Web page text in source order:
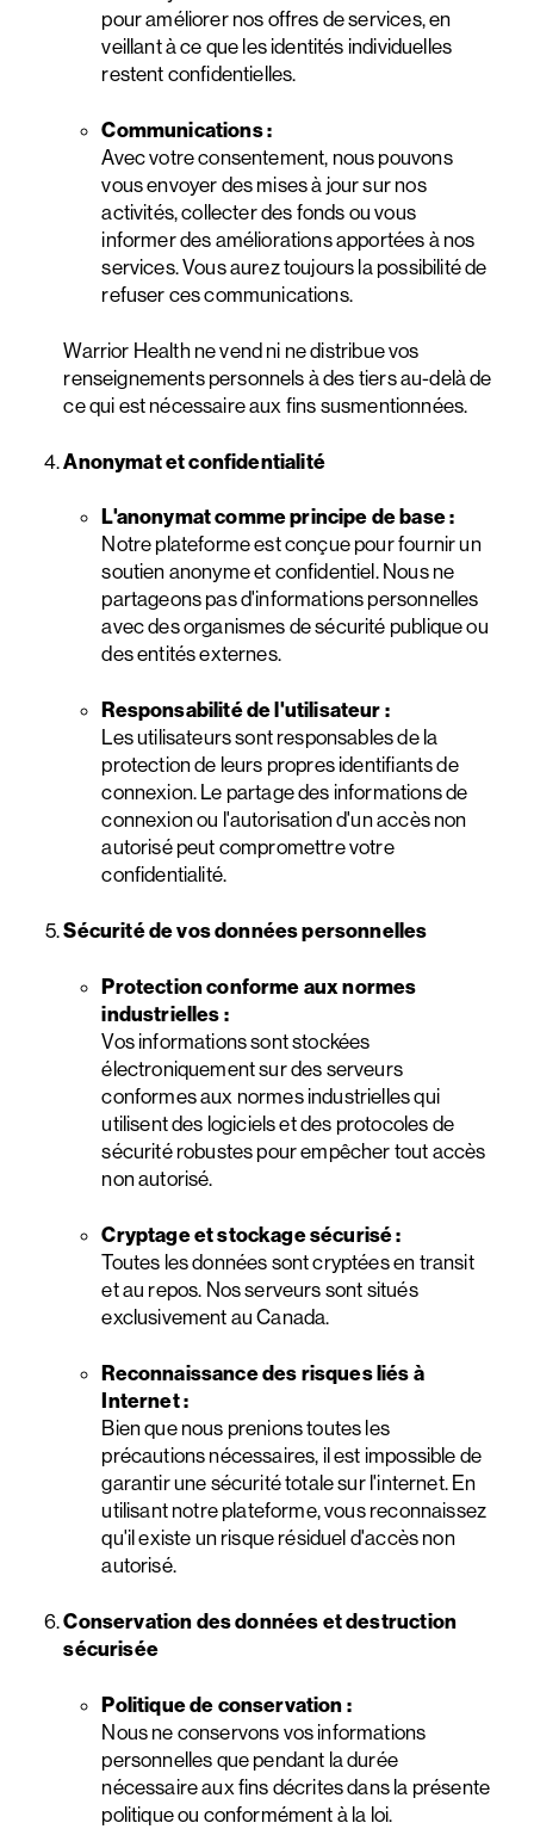
pour améliorer nos offres de services, en
veillant à ce que les identités individuelles
restent confidentielles.
Communications :
Avec votre consentement, nous pouvons
vous envoyer des mises à jour sur nos
activités, collecter des fonds ou vous
informer des améliorations apportées à nos
services. Vous aurez toujours la possibilité de
refuser ces communications.
Warrior Health ne vend ni ne distribue vos
renseignements personnels à des tiers au-delà de
ce qui est nécessaire aux fins susmentionnées.
Anonymat et confidentialité
L'anonymat comme principe de base :
Notre plateforme est conçue pour fournir un
soutien anonyme et confidentiel. Nous ne
partageons pas d'informations personnelles
avec des organismes de sécurité publique ou
des entités externes.
Responsabilité de l'utilisateur :
Les utilisateurs sont responsables de la
protection de leurs propres identifiants de
connexion. Le partage des informations de
connexion ou l'autorisation d'un accès non
autorisé peut compromettre votre
confidentialité.
Sécurité de vos données personnelles
Protection conforme aux normes
industrielles :
Vos informations sont stockées
électroniquement sur des serveurs
conformes aux normes industrielles qui
utilisent des logiciels et des protocoles de
sécurité robustes pour empêcher tout accès
non autorisé.
Cryptage et stockage sécurisé :
Toutes les données sont cryptées en transit
et au repos. Nos serveurs sont situés
exclusivement au Canada.
Reconnaissance des risques liés à
Internet :
Bien que nous prenions toutes les
précautions nécessaires, il est impossible de
garantir une sécurité totale sur l'internet. En
utilisant notre plateforme, vous reconnaissez
qu'il existe un risque résiduel d'accès non
autorisé.
Conservation des données et destruction
sécurisée
Politique de conservation :
Nous ne conservons vos informations
personnelles que pendant la durée
nécessaire aux fins décrites dans la présente
politique ou conformément à la loi.